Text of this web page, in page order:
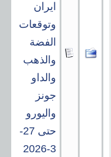
ايران
وتوقعات
الفضة
والذهب
والداو
جونز
واليورو
حتى 27-
3-2026